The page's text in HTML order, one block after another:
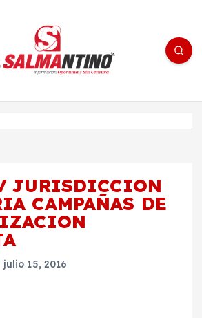
- medios/noticias/editorial
JURISDICCION
CAMPAÑAS DE
julio 15, 2016